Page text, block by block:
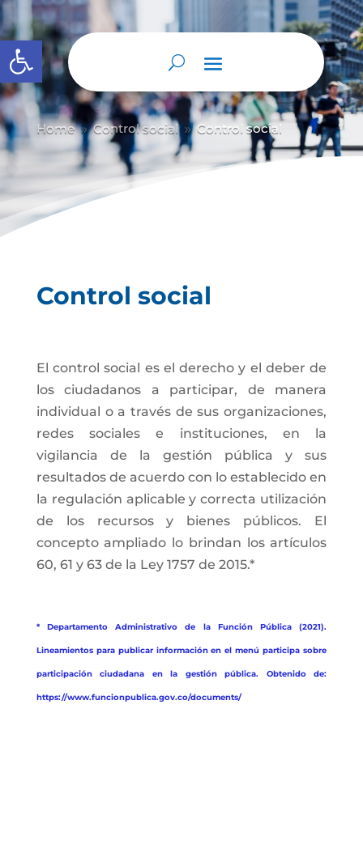
Abrir barra de herramientas
Home 9 Control social 9 Control social
Control social
El control social es el derecho y el deber de
los ciudadanos a participar, de manera
individual o a través de sus organizaciones,
redes sociales e instituciones, en la
vigilancia de la gestión pública y sus
resultados de acuerdo con lo establecido en
la regulación aplicable y correcta utilización
de los recursos y bienes públicos. El
concepto ampliado lo brindan los artículos
60, 61 y 63 de la Ley 1757 de 2015.*
* Departamento Administrativo de la Función Pública (2021).
Lineamientos para publicar información en el menú participa sobre
participación ciudadana en la gestión pública. Obtenido de:
https://www.funcionpublica.gov.co/documents/